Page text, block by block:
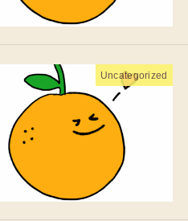
Uncategorized